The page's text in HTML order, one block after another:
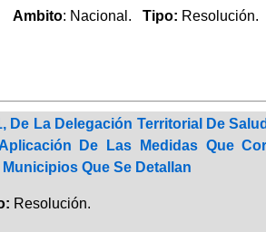
Ambito: Nacional. Tipo: Resolución.
De La Delegación Territorial De
De Las Medidas Que
Que Se Detallan
Resolución.